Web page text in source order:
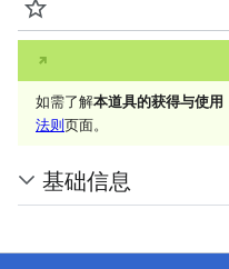
监视
如需了解本道具的获得与使用
法则页面。
基础信息